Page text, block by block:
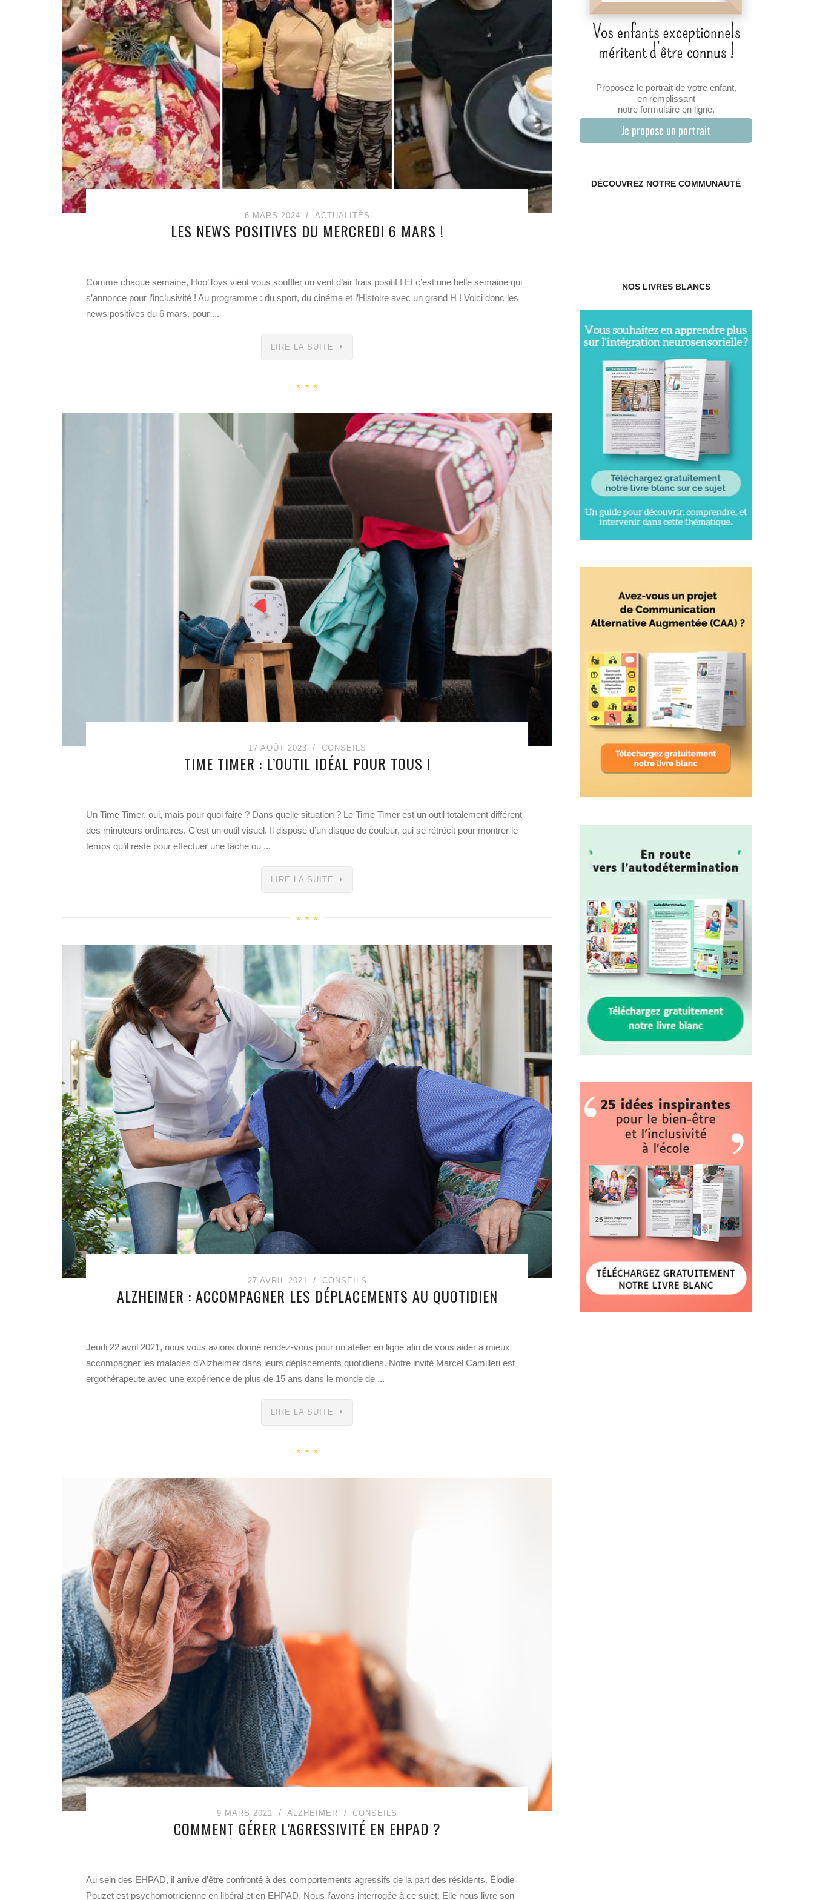
6 MARS 2024 ACTUALITÉS
LES NEWS POSITIVES DU MERCREDI 6 MARS !
Comme chaque semaine, Hop’Toys vient vous souffler un vent d’air frais positif ! Et c’est une belle semaine qui
s’annonce pour l’inclusivité ! Au programme : du sport, du cinéma et l’Histoire avec un grand H ! Voici donc les
news positives du 6 mars, pour ...
LIRE LA SUITE
17 AOÛT 2023 CONSEILS
TIME TIMER : L’OUTIL IDÉAL POUR TOUS !
Un Time Timer, oui, mais pour quoi faire ? Dans quelle situation ? Le Time Timer est un outil totalement différent
des minuteurs ordinaires. C’est un outil visuel. Il dispose d’un disque de couleur, qui se rétrécit pour montrer le
temps qu’il reste pour effectuer une tâche ou ...
LIRE LA SUITE
27 AVRIL 2021 CONSEILS
ALZHEIMER : ACCOMPAGNER LES DÉPLACEMENTS AU QUOTIDIEN
Jeudi 22 avril 2021, nous vous avions donné rendez-vous pour un atelier en ligne afin de vous aider à mieux
accompagner les malades d’Alzheimer​ dans leurs déplacements quotidiens. Notre invité Marcel Camilleri est
ergothérapeute avec une expérience de plus de 15 ans dans le monde de ...
LIRE LA SUITE
9 MARS 2021 ALZHEIMER CONSEILS
COMMENT GÉRER L’AGRESSIVITÉ EN EHPAD ?
Au sein des EHPAD, il arrive d’être confronté à des comportements agressifs de la part des résidents. Élodie
Pouzet est psychomotricienne en libéral et en EHPAD. Nous l’avons interrogée à ce sujet. Elle nous livre son
Proposez le portrait de votre enfant,
en remplissant
notre formulaire en ligne.
Je propose un portrait
DÉCOUVREZ NOTRE COMMUNAUTÉ
NOS LIVRES BLANCS